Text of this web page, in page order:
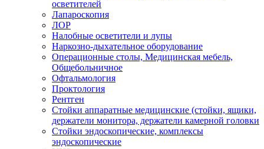
осветителей
Лапароскопия
ЛОР
Налобные осветители и лупы
Наркозно-дыхательное оборудование
Операционные столы, Медицинская мебель,
Общебольничное
Офтальмология
Проктология
Рентген
Стойки аппаратные медицинские (стойки, ящики,
держатели монитора, держатели камерной головки
Стойки эндоскопические, комплексы
эндоскопические